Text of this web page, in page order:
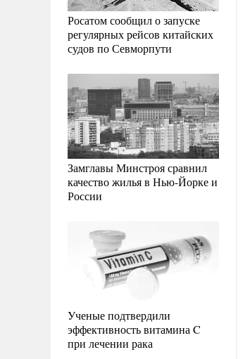
Росатом сообщил о запуске
регулярных рейсов китайских
судов по Севморпути
Замглавы Минстроя сравнил
качество жилья в Нью-Йорке и
России
Ученые подтвердили
эффективность витамина C
при лечении рака